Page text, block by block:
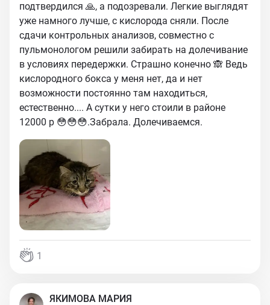
подтвердился 🙏, а подозревали. Легкие выглядят
уже намного лучше, с кислорода сняли. После
сдачи контрольных анализов, совместно с
пульмонологом решили забирать на долечивание
в условиях передержки. Страшно конечно 🙈 Ведь
кислородного бокса у меня нет, да и нет
возможности постоянно там находиться,
естественно.... А сутки у него стоили в районе
12000 р 😳😳😳.Забрала. Долечиваемся.
1
ЯКИМОВА МАРИЯ